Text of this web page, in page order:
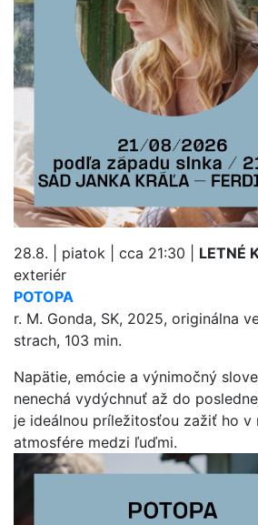
28.8. | piatok | cca 21:30 | LETNÉ
exteriér
POTOPA
r. M. Gonda, SK, 2025, originálna
strach, 103 min.
Napätie, emócie a výnimočný
nenechá vydýchnuť až do
je ideálnou príležitosťou zažiť ho v
atmosfére medzi ľuďmi.